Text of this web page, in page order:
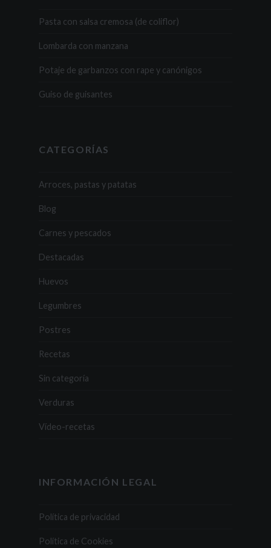
Pasta con salsa cremosa (de coliflor)
Lombarda con manzana
Potaje de garbanzos con rape y canónigos
Guiso de guisantes
CATEGORÍAS
Arroces, pastas y patatas
Blog
Carnes y pescados
Destacadas
Huevos
Legumbres
Postres
Recetas
Sin categoría
Verduras
Vídeo-recetas
INFORMACIÓN LEGAL
Política de privacidad
Política de Cookies